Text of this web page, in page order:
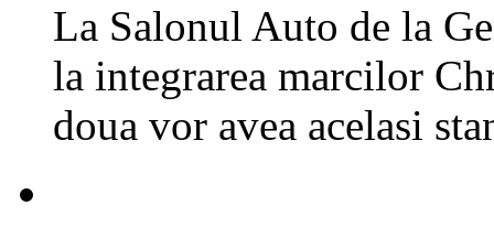
La Salonul Auto de la
la integrarea marcilor
doua vor avea acelasi